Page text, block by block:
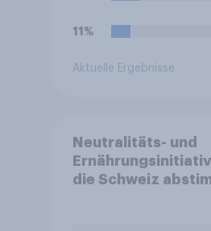
11%
Aktuelle Ergebnisse
Neutralitäts- und
die Schweiz